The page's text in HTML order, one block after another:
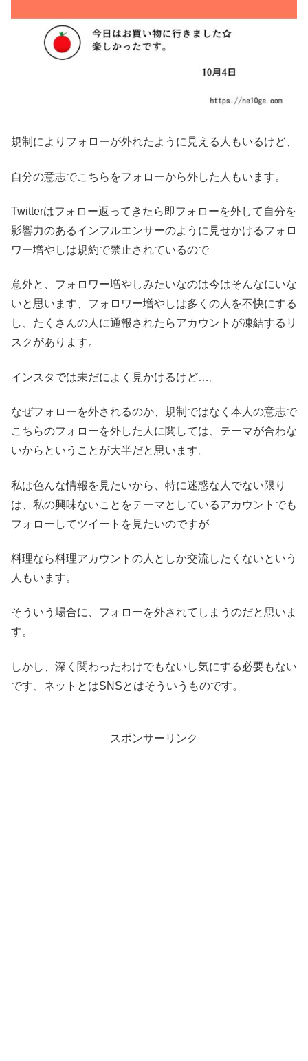
規制によりフォローが外れたように見える人もいるけど、
自分の意志でこちらをフォローから外した人もいます。
Twitterはフォロー返ってきたら即フォローを外して自分を
影響力のあるインフルエンサーのように見せかけるフォロ
ワー増やしは規約で禁止されているので
意外と、フォロワー増やしみたいなのは今はそんなにいな
いと思います、フォロワー増やしは多くの人を不快にする
し、たくさんの人に通報されたらアカウントが凍結するリ
スクがあります。
インスタでは未だによく見かけるけど…。
なぜフォローを外されるのか、規制ではなく本人の意志で
こちらのフォローを外した人に関しては、テーマが合わな
いからということが大半だと思います。
私は色んな情報を見たいから、特に迷惑な人でない限り
は、私の興味ないことをテーマとしているアカウントでも
フォローしてツイートを見たいのですが
料理なら料理アカウントの人としか交流したくないという
人もいます。
そういう場合に、フォローを外されてしまうのだと思いま
す。
しかし、深く関わったわけでもないし気にする必要もない
です、ネットとはSNSとはそういうものです。
スポンサーリンク